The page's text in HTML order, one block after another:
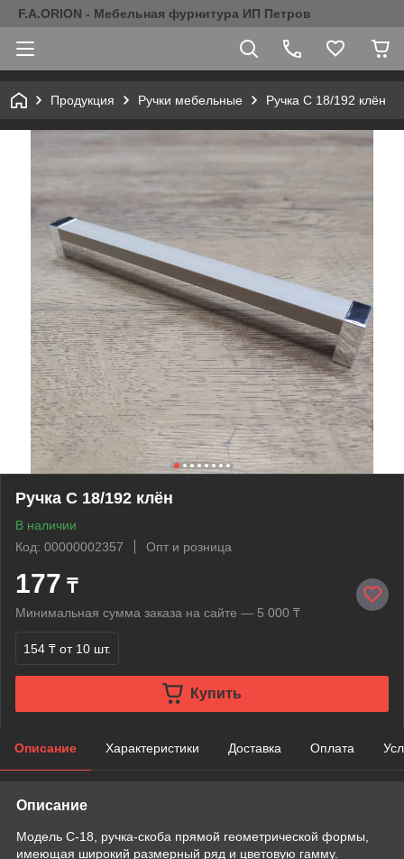
F.A.ORION - Мебельная фурнитура ИП Петров
Продукция Ручки мебельные Ручка С 18/192 клён
Ручка С 18/192 клён
В наличии
Код: 00000002357
Опт и розница
177 ₸
Минимальная сумма заказа на сайте — 5 000 ₸
154 ₸ от 10 шт.
Купить
Описание Характеристики Доставка Оплата
Описание
Модель С-18, ручка-скоба прямой геометрической формы,
имеющая широкий размерный ряд и цветовую гамму.